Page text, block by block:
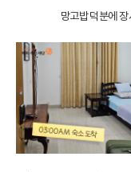
망고밥 덕분에